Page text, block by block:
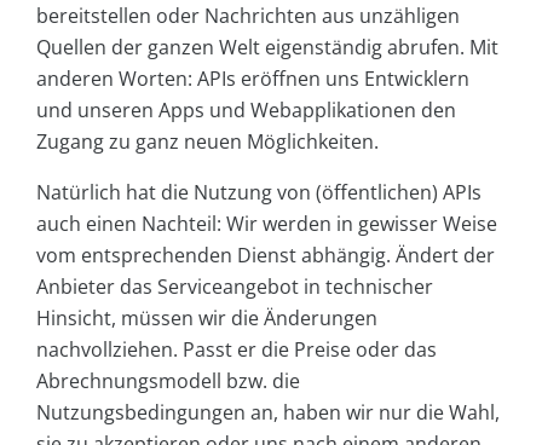
bereitstellen oder Nachrichten aus unzähligen
Quellen der ganzen Welt eigenständig abrufen. Mit
anderen Worten: APIs eröffnen uns Entwicklern
und unseren Apps und Webapplikationen den
Zugang zu ganz neuen Möglichkeiten.
Natürlich hat die Nutzung von (öffentlichen) APIs
auch einen Nachteil: Wir werden in gewisser Weise
vom entsprechenden Dienst abhängig. Ändert der
Anbieter das Serviceangebot in technischer
Hinsicht, müssen wir die Änderungen
nachvollziehen. Passt er die Preise oder das
Abrechnungsmodell bzw. die
Nutzungsbedingungen an, haben wir nur die Wahl,